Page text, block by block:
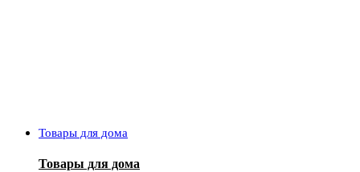
Товары для дома
Товары для дома